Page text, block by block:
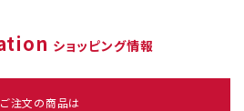
ショッピング情報
ご注文の商品は